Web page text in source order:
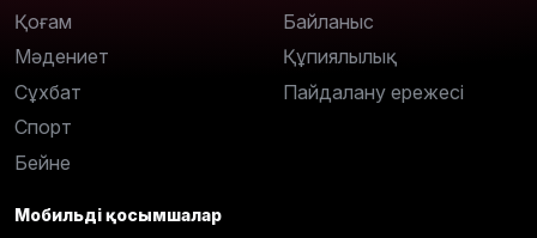
Қоғам
Мәдениет
Сұхбат
Спорт
Бейне
Байланыс
Құпиялылық
Пайдалану ережесі
Мобильді қосымшалар